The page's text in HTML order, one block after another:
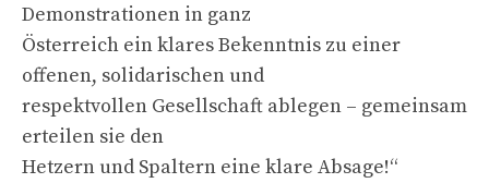
Demonstrationen in ganz
Österreich ein klares Bekenntnis zu einer
offenen, solidarischen und
respektvollen Gesellschaft ablegen – gemeinsam
erteilen sie den
Hetzern und Spaltern eine klare Absage!“